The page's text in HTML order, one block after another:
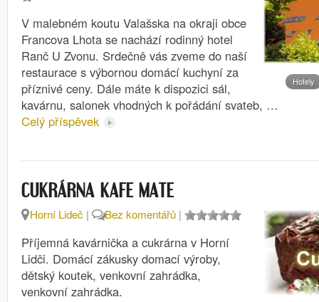
Hotely
V malebném koutu Valašska na okraji obce
Francova Lhota se nachází rodinný hotel
Ranč U Zvonu. Srdečně vás zveme do naší
restaurace s výbornou domácí kuchyní za
příznivé ceny. Dále máte k dispozici sál,
kavárnu, salonek vhodných k pořádání svateb, …
Celý příspěvek
CUKRÁRNA KAFE MATE
Horní Lideč | Bez komentářů |
Příjemná kavárnička a cukrárna v Horní
Lidči. Domácí zákusky domací výroby,
dětský koutek, venkovní zahrádka,
venkovní zahrádka.